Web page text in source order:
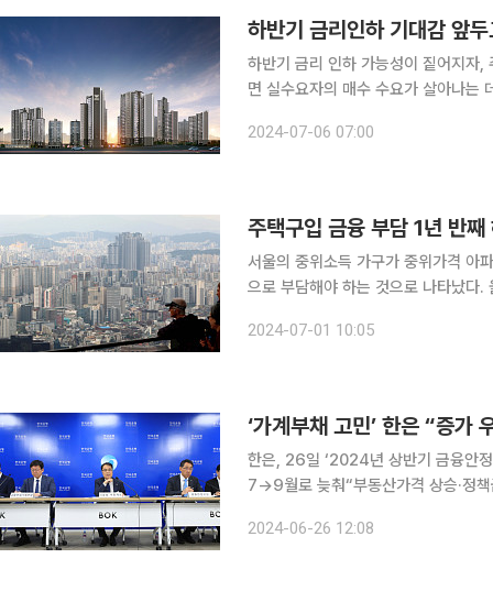
하반기 금리인하 기대감 앞
하반기 금리 인하 가능성이 짙어지자
면 실수요자의 매수 수요가 살아나는
다. 이 지수는 6개월 후 금리가 지금
2024-07-06 07:00
주택구입 금융 부담 1년 반
서울의 중위소득 가구가 중위가격 아
으로 부담해야 하는 것으로 나타났다.
후부터 집값이 반등하면 부담도 다시
2024-07-01 10:05
한은, 26일 ‘2024년 상반기 금융안
7→9월로 늦춰“부동산가격 상승·정
2024-06-26 12:08